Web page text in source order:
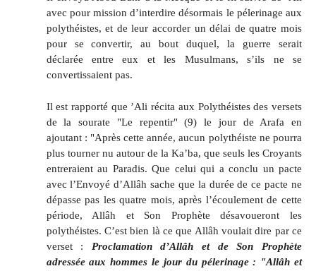
avec pour mission d’interdire désormais le pélerinage aux
polythéistes, et de leur accorder un délai de quatre mois
pour se convertir, au bout duquel, la guerre serait
déclarée entre eux et les Musulmans, s’ils ne se
convertissaient pas.
Il est rapporté que ’Ali récita aux Polythéistes des versets
de la sourate "Le repentir" (9) le jour de Arafa en
ajoutant : "Après cette année, aucun polythéiste ne pourra
plus tourner nu autour de la Ka’ba, que seuls les Croyants
entreraient au Paradis. Que celui qui a conclu un pacte
avec l’Envoyé d’Allâh sache que la durée de ce pacte ne
dépasse pas les quatre mois, après l’écoulement de cette
période, Allâh et Son Prophète désavoueront les
polythéistes. C’est bien là ce que Allâh voulait dire par ce
verset : Proclamation d’Allâh et de Son Prophète
adressée aux hommes le jour du pélerinage : "Allâh et